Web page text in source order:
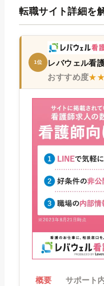
転職サイト詳細を
1位
レバウェル看
おすすめ度
概要 サポート